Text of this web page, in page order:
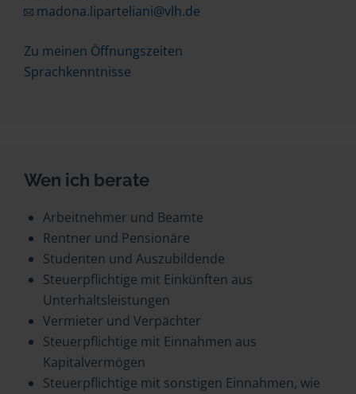
madona.liparteliani@vlh.de
Zu meinen Öffnungszeiten
Sprachkenntnisse
Wen ich berate
Arbeitnehmer und Beamte
Rentner und Pensionäre
Studenten und Auszubildende
Steuerpflichtige mit Einkünften aus
Unterhaltsleistungen
Vermieter und Verpächter
Steuerpflichtige mit Einnahmen aus
Kapitalvermögen
Steuerpflichtige mit sonstigen Einnahmen, wie